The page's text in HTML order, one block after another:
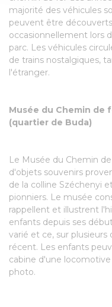
provide social media
We also share
our social media,
may combine it with
provided to them or
majorité des véhicules
peuvent être
occasionnellement lors
parc. Les véhicules
de trains nostalgiques,
l'étranger.
Musée du Chemin de
(quartier de Buda)
Le Musée du Chemin
d'objets souvenirs
de la colline Széchenyi
pionniers. Le musée
rappellent et illustrent
enfants depuis ses
varié et ce, sur plusieurs
récent. Les enfants
cabine d'une
photo.